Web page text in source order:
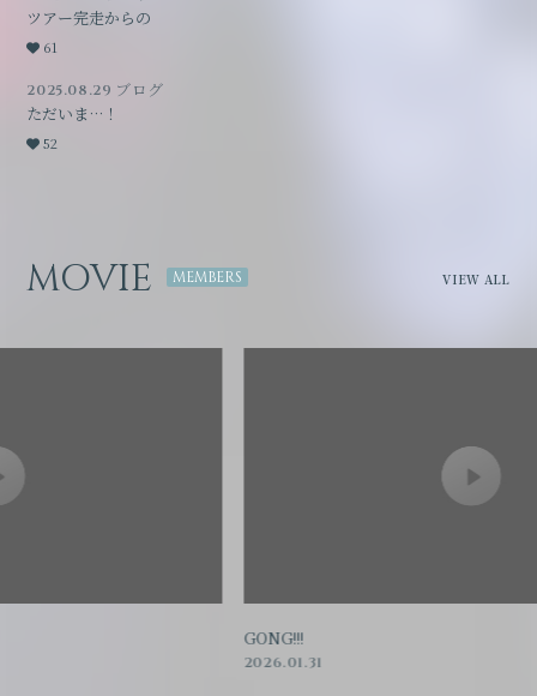
ツアー完走からの
61
2025.08.29 ブログ
ただいま…！
52
MOVIE VIEW ALL